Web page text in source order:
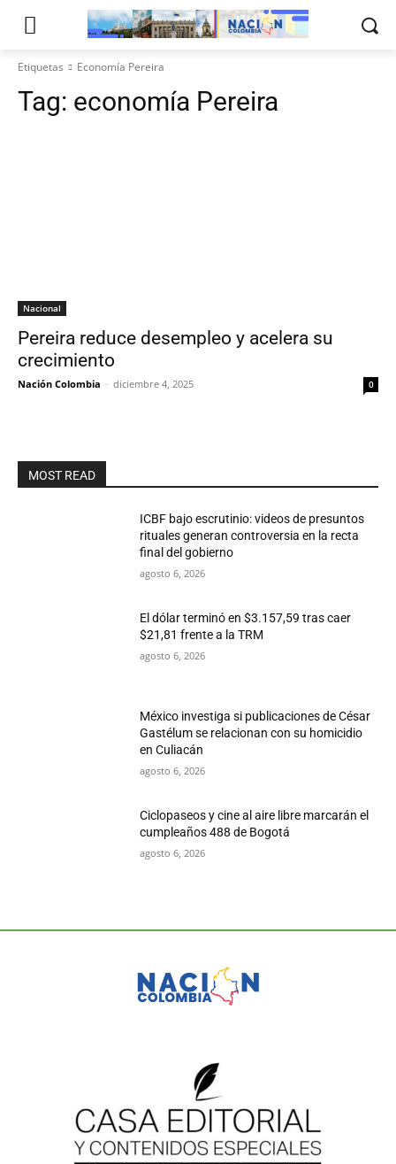
Etiquetas Economía Pereira
Tag: economía Pereira
Nacional
Pereira reduce desempleo y acelera su
crecimiento
Nación Colombia - diciembre 4, 2025 0
MOST READ
ICBF bajo escrutinio: videos de presuntos
rituales generan controversia en la recta
final del gobierno
agosto 6, 2026
El dólar terminó en $3.157,59 tras caer
$21,81 frente a la TRM
agosto 6, 2026
México investiga si publicaciones de César
Gastélum se relacionan con su homicidio
en Culiacán
agosto 6, 2026
Ciclopaseos y cine al aire libre marcarán el
cumpleaños 488 de Bogotá
agosto 6, 2026